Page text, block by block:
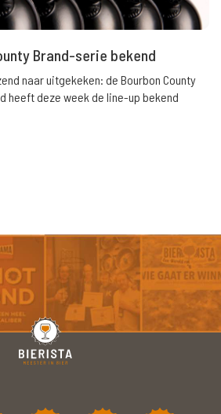
Brand-serie bekend
naar uitgekeken: de Bourbon County
heeft deze week de line-up bekend